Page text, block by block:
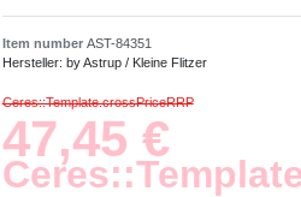
Item number AST-84351
Hersteller: by Astrup / Kleine Flitzer
Ceres::Template.crossPriceRRP
47,45 €